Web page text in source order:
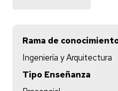
Rama de
Ingeniería y Arquitectura
Tipo Enseñanza